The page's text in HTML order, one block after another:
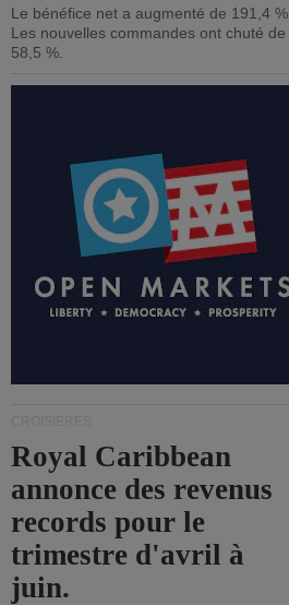
Le bénéfice net a augmenté de 191,4 %.
Les nouvelles commandes ont chuté de
58,5 %.
Royal Caribbean
annonce des revenus
records pour le
trimestre d'avril à
juin.